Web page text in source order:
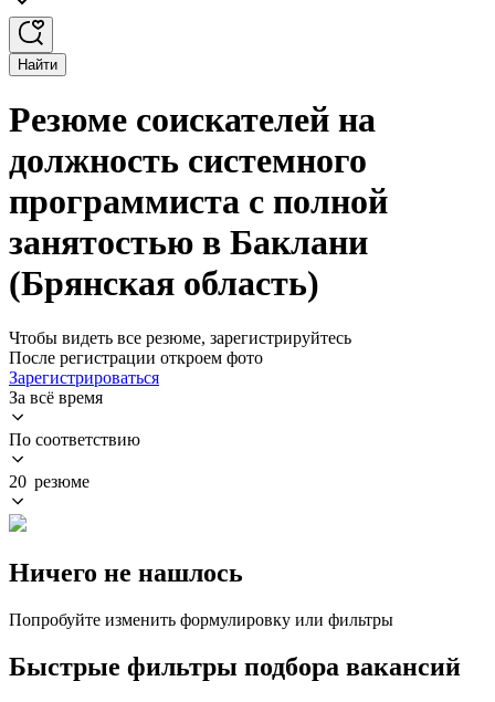
Найти
Резюме соискателей на
должность системного
программиста с полной
занятостью в Баклани
(Брянская область)
Чтобы видеть все резюме, зарегистрируйтесь
После регистрации откроем фото
Зарегистрироваться
За всё время
По соответствию
20 резюме
Ничего не нашлось
Попробуйте изменить формулировку или фильтры
Быстрые фильтры подбора вакансий